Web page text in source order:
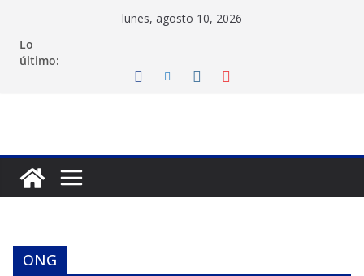
contenido
lunes, agosto 10, 2026
Lo
último:
ONG